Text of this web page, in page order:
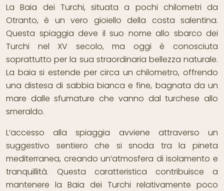
La Baia dei Turchi, situata a pochi chilometri da
Otranto, è un vero gioiello della costa salentina.
Questa spiaggia deve il suo nome allo sbarco dei
Turchi nel XV secolo, ma oggi è conosciuta
soprattutto per la sua straordinaria bellezza naturale.
La baia si estende per circa un chilometro, offrendo
una distesa di sabbia bianca e fine, bagnata da un
mare dalle sfumature che vanno dal turchese allo
smeraldo.
L’accesso alla spiaggia avviene attraverso un
suggestivo sentiero che si snoda tra la pineta
mediterranea, creando un’atmosfera di isolamento e
tranquillità. Questa caratteristica contribuisce a
mantenere la Baia dei Turchi relativamente poco